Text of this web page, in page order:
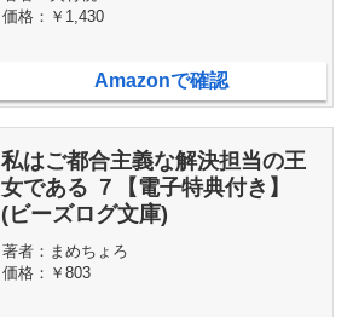
価格： ￥1,430
Amazonで確認
私はご都合主義な解決担当の王
女である ７【電子特典付き】
(ビーズログ文庫)
著者： まめちょろ
価格： ￥803